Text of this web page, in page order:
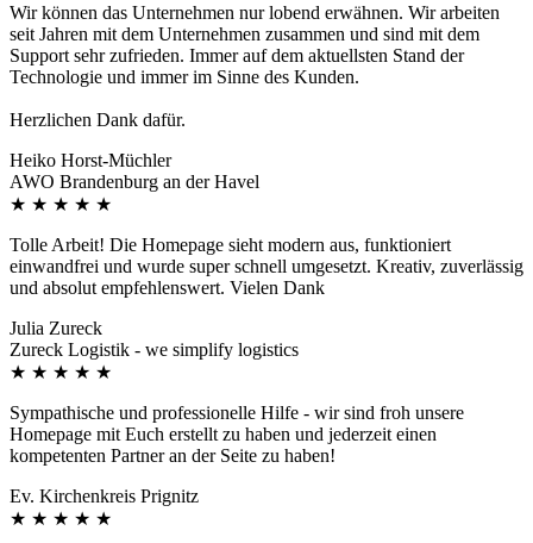
Wir können das Unternehmen nur lobend erwähnen. Wir arbeiten
seit Jahren mit dem Unternehmen zusammen und sind mit dem
Support sehr zufrieden. Immer auf dem aktuellsten Stand der
Technologie und immer im Sinne des Kunden.
Herzlichen Dank dafür.
Heiko Horst-Müchler
AWO Brandenburg an der Havel
★ ★ ★ ★ ★
Tolle Arbeit! Die Homepage sieht modern aus, funktioniert
einwandfrei und wurde super schnell umgesetzt. Kreativ, zuverlässig
und absolut empfehlenswert. Vielen Dank
Julia Zureck
Zureck Logistik - we simplify logistics
★ ★ ★ ★ ★
Sympathische und professionelle Hilfe - wir sind froh unsere
Homepage mit Euch erstellt zu haben und jederzeit einen
kompetenten Partner an der Seite zu haben!
Ev. Kirchenkreis Prignitz
★ ★ ★ ★ ★